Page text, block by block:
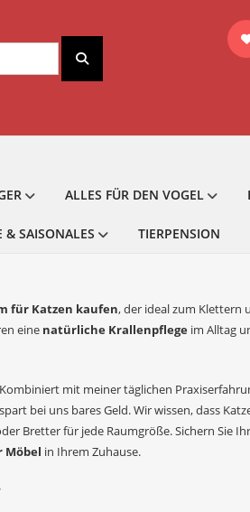
ALLES FÜR DEN VOGEL
& SAISONALES TIERPENSION
für Katzen kaufen, der ideal zum Klettern
eine natürliche Krallenpflege im Alltag
mit meiner täglichen
bei uns bares Geld. Wir wissen, dass
Bretter für jede Raumgröße. Sichern Sie
Möbel in Ihrem Zuhause.